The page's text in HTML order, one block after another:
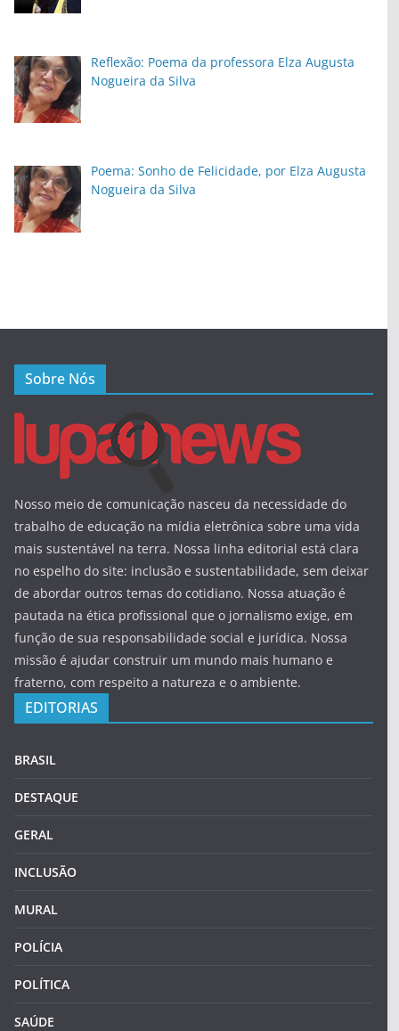
Reflexão: Poema da professora Elza Augusta
Nogueira da Silva
Poema: Sonho de Felicidade, por Elza Augusta
Nogueira da Silva
Sobre Nós
Nosso meio de comunicação nasceu da necessidade do
trabalho de educação na mídia eletrônica sobre uma vida
mais sustentável na terra. Nossa linha editorial está clara
no espelho do site: inclusão e sustentabilidade, sem deixar
de abordar outros temas do cotidiano. Nossa atuação é
pautada na ética profissional que o jornalismo exige, em
função de sua responsabilidade social e jurídica. Nossa
missão é ajudar construir um mundo mais humano e
fraterno, com respeito a natureza e o ambiente.
EDITORIAS
BRASIL
DESTAQUE
GERAL
INCLUSÃO
MURAL
POLÍCIA
POLÍTICA
SAÚDE